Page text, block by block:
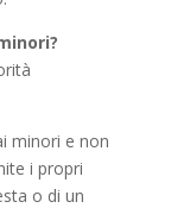
minori e non
i propri
o di un